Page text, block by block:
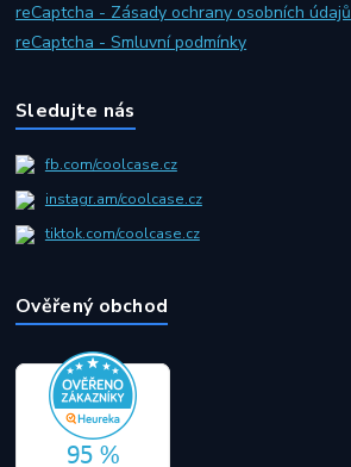
reCaptcha - Zásady ochrany osobních údajů
reCaptcha - Smluvní podmínky
Sledujte nás
fb.com/coolcase.cz
instagr.am/coolcase.cz
tiktok.com/coolcase.cz
Ověřený obchod